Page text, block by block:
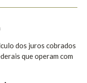
dos juros cobrados
que operam com